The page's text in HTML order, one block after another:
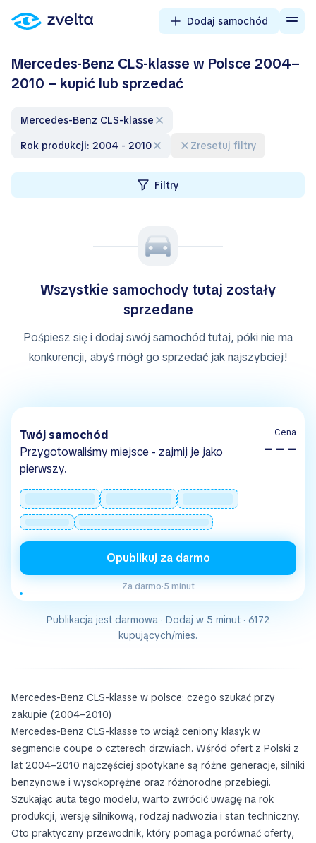
Dodaj samochód
Mercedes-Benz CLS-klasse w Polsce 2004–
2010 – kupić lub sprzedać
Mercedes-Benz CLS-klasse
Rok produkcji: 2004 - 2010
Zresetuj filtry
Filtry
Wszystkie samochody tutaj zostały
sprzedane
Pośpiesz się i dodaj swój samochód tutaj, póki nie ma
konkurencji, abyś mógł go sprzedać jak najszybciej!
Twój samochód
Przygotowaliśmy miejsce - zajmij je jako
pierwszy.
Cena
– – –
Opublikuj za darmo
Za darmo·5 minut
Publikacja jest darmowa · Dodaj w 5 minut · 6172
kupujących/mies.
Mercedes-Benz CLS-klasse w polsce: czego szukać przy
zakupie (2004–2010)
Mercedes-Benz CLS-klasse to wciąż ceniony klasyk w
segmencie coupe o czterech drzwiach. Wśród ofert z Polski z
lat 2004–2010 najczęściej spotykane są różne generacje, silniki
benzynowe i wysokoprężne oraz różnorodne przebiegi.
Szukając auta tego modelu, warto zwrócić uwagę na rok
produkcji, wersję silnikową, rodzaj nadwozia i stan techniczny.
Oto praktyczny przewodnik, który pomaga porównać oferty,